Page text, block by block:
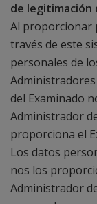
de
Al proporcionar
través de este
personales de
del Examinado
Administrador
proporciona el
Los datos
nos los
Administrador